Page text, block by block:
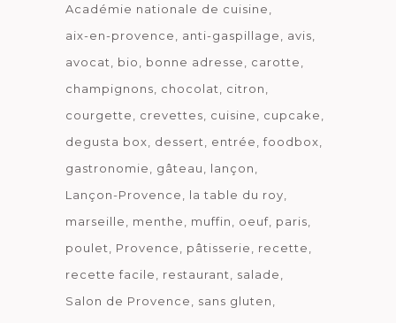
Académie nationale de cuisine
aix-en-provence
anti-gaspillage
avis
avocat
bio bonne adresse
carotte
champignons
chocolat
citron
courgette
crevettes cuisine
cupcake
degusta box
dessert entrée
foodbox
gastronomie
gâteau
lançon
Lançon-Provence
la table du roy
marseille
menthe muffin oeuf paris
poulet
Provence pâtisserie
recette
recette facile
restaurant
salade
Salon de Provence
sans gluten